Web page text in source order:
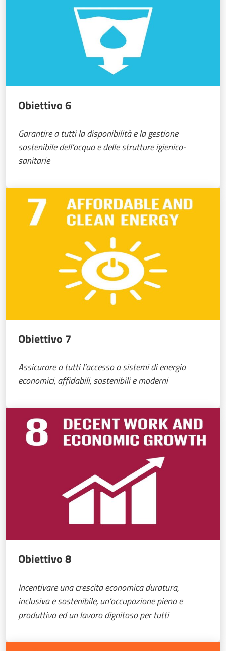
Obiettivo 6
Garantire a tutti la disponibilità e la gestione
sostenibile dell’acqua e delle strutture igienico-
sanitarie
Obiettivo 7
Assicurare a tutti l’accesso a sistemi di energia
economici, affidabili, sostenibili e moderni
Obiettivo 8
Incentivare una crescita economica duratura,
inclusiva e sostenibile, un’occupazione piena e
produttiva ed un lavoro dignitoso per tutti